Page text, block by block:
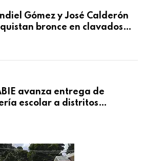
Gómez y José Calderón
bronce en clavados
avanza entrega de
escolar a distritos